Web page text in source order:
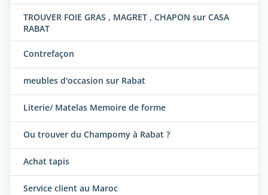
TROUVER FOIE GRAS , MAGRET , CHAPON sur CASA
RABAT
Contrefaçon
meubles d'occasion sur Rabat
Literie/ Matelas Memoire de forme
Ou trouver du Champomy à Rabat ?
Achat tapis
Service client au Maroc